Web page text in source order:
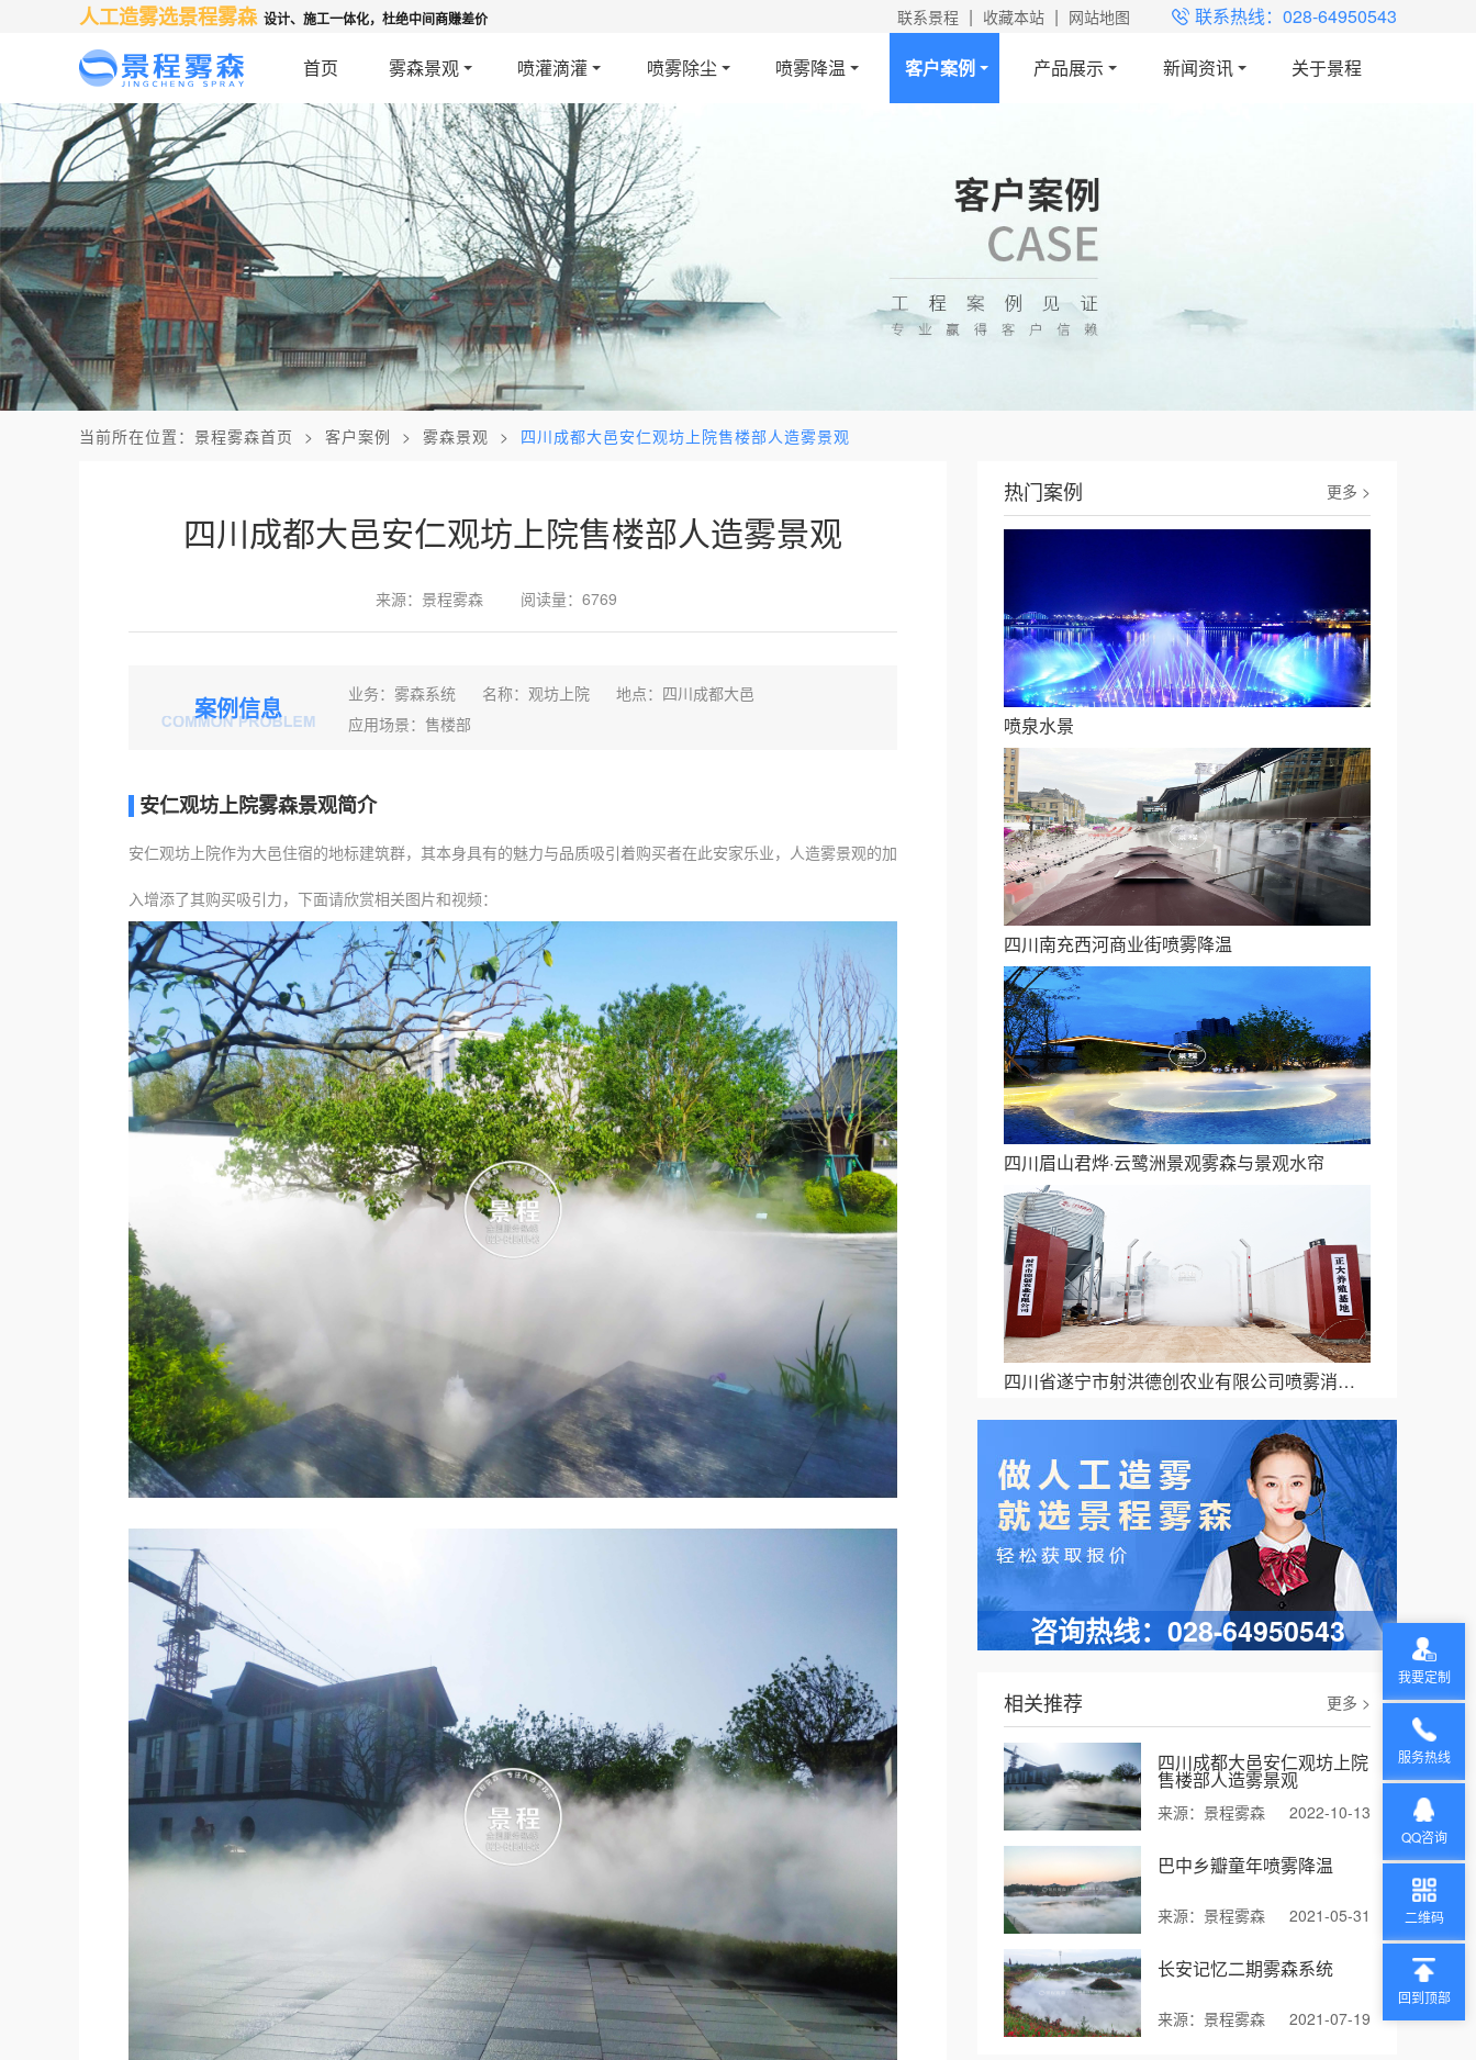
人工造雾选景程雾森 设计、施工一体化，杜绝中间商赚差价 联系景程 | 收藏本站 | 网站地图 联系热线：028-64950543
首页 雾森景观 喷灌滴灌 喷雾除尘 喷雾降温 客户案例 产品展示 新闻资讯 关于景程
当前所在位置： 景程雾森首页 > 客户案例 > 雾森景观 > 四川成都大邑安仁观坊上院售楼部人造雾景观
四川成都大邑安仁观坊上院售楼部人造雾景观
来源：景程雾森 阅读量：6769
案例信息
业务：雾森系统 名称：观坊上院 地点：四川成都大邑
应用场景：售楼部
安仁观坊上院雾森景观简介
安仁观坊上院作为大邑住宿的地标建筑群，其本身具有的魅力与品质吸引着购买者在此安家乐业，人造雾景观的加
入增添了其购买吸引力，下面请欣赏相关图片和视频：
热门案例 更多 >
喷泉水景
四川南充西河商业街喷雾降温
四川眉山君烨·云鹭洲景观雾森与景观水帘
四川省遂宁市射洪德创农业有限公司喷雾消毒除臭项目
四川省成都市龙泉驿区三联家禽交易市场喷雾消毒除臭项目
咨询热线：028-64950543
相关推荐 更多 >
四川成都大邑安仁观坊上院
售楼部人造雾景观
来源：景程雾森 2022-10-13
巴中乡瓣童年喷雾降温
来源：景程雾森 2021-05-31
长安记忆二期雾森系统
来源：景程雾森 2021-07-19
我要定制
服务热线
QQ咨询
二维码
回到顶部